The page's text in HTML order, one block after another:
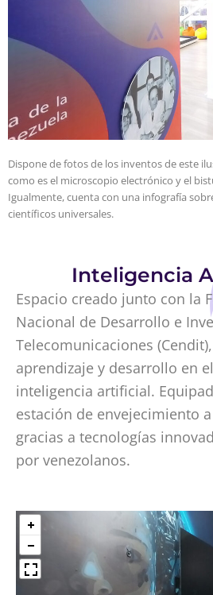
Dispone de fotos de los inventos de este
como es el microscopio electrónico y el
Igualmente, cuenta con una infografía
científicos universales.
Inteligencia
Espacio creado junto con la
Nacional de Desarrollo e
Telecomunicaciones
aprendizaje y desarrollo en
inteligencia artificial.
estación de envejecimiento
gracias a tecnologías
por venezolanos.